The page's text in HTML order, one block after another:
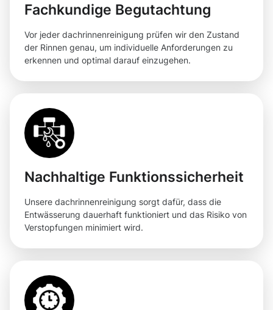
Fachkundige Begutachtung
Vor jeder dachrinnenreinigung prüfen wir den Zustand
der Rinnen genau, um individuelle Anforderungen zu
erkennen und optimal darauf einzugehen.
Nachhaltige Funktionssicherheit
Unsere dachrinnenreinigung sorgt dafür, dass die
Entwässerung dauerhaft funktioniert und das Risiko von
Verstopfungen minimiert wird.